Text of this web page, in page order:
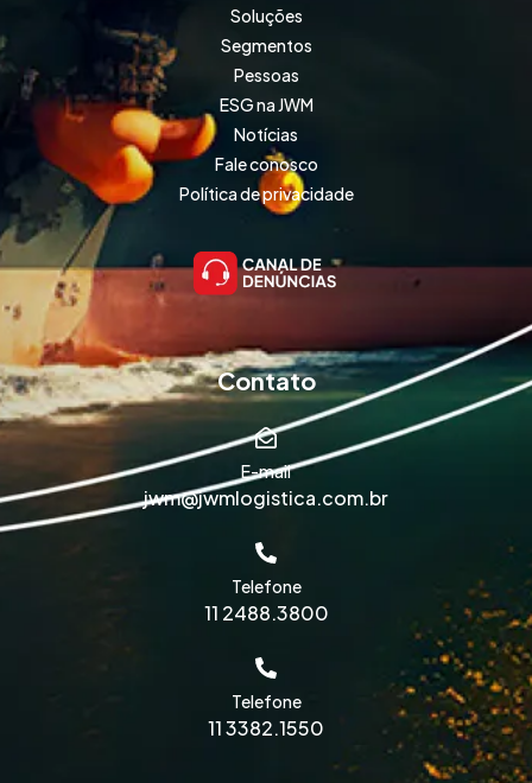
Soluções
Segmentos
Pessoas
ESG na JWM
Notícias
Fale conosco
Política de privacidade
Contato
E-mail
jwm@jwmlogistica.com.br
Telefone
11 2488.3800
Telefone
11 3382.1550